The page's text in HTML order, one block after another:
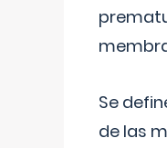
Se
de las